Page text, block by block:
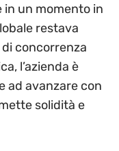
in un momento in
restava
concorrenza
l’azienda è
ad avanzare con
solidità e